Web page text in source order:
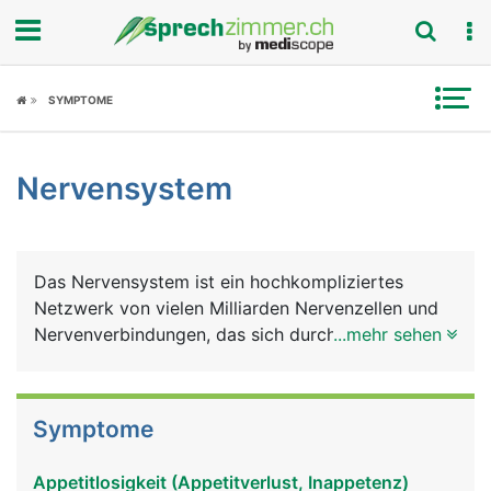
Fokus
Symptome
News
Rubriken
SYMPTOME
Nervensystem
Das Nervensystem ist ein hochkompliziertes
Netzwerk von vielen Milliarden Nervenzellen und
Nervenverbindungen, das sich durch den ganzen
und unbewussten Körperfunktionen steuert und
...mehr sehen
Symptome
Appetitlosigkeit (Appetitverlust, Inappetenz)